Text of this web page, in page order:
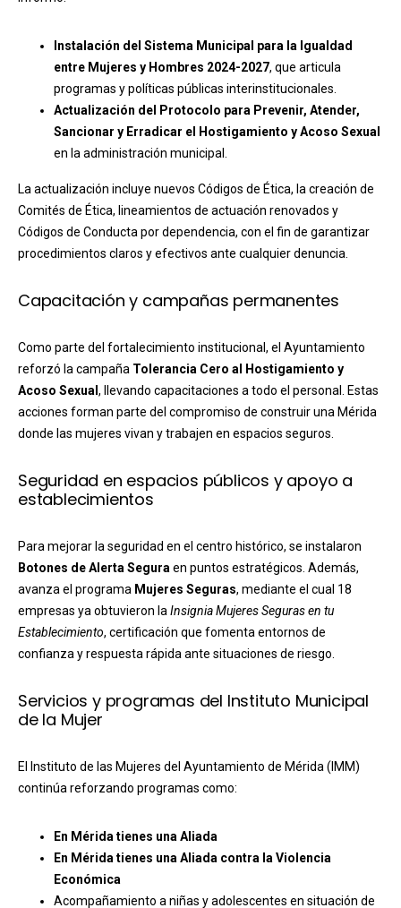
Instalación del Sistema Municipal para la Igualdad
entre Mujeres y Hombres 2024-2027, que articula
programas y políticas públicas interinstitucionales.
Actualización del Protocolo para Prevenir, Atender,
Sancionar y Erradicar el Hostigamiento y Acoso Sexual
en la administración municipal.
La actualización incluye nuevos Códigos de Ética, la creación de
Comités de Ética, lineamientos de actuación renovados y
Códigos de Conducta por dependencia, con el fin de garantizar
procedimientos claros y efectivos ante cualquier denuncia.
Capacitación y campañas permanentes
Como parte del fortalecimiento institucional, el Ayuntamiento
reforzó la campaña Tolerancia Cero al Hostigamiento y
Acoso Sexual , llevando capacitaciones a todo el personal. Estas
acciones forman parte del compromiso de construir una Mérida
donde las mujeres vivan y trabajen en espacios seguros.
Seguridad en espacios públicos y apoyo a
establecimientos
Para mejorar la seguridad en el centro histórico, se instalaron
Botones de Alerta Segura en puntos estratégicos. Además,
avanza el programa Mujeres Seguras, mediante el cual 18
empresas ya obtuvieron la Insignia Mujeres Seguras en tu
Establecimiento, certificación que fomenta entornos de
confianza y respuesta rápida ante situaciones de riesgo.
Servicios y programas del Instituto Municipal
de la Mujer
El Instituto de las Mujeres del Ayuntamiento de Mérida (IMM)
continúa reforzando programas como:
En Mérida tienes una Aliada
En Mérida tienes una Aliada contra la Violencia
Económica
Acompañamiento a niñas y adolescentes en situación de